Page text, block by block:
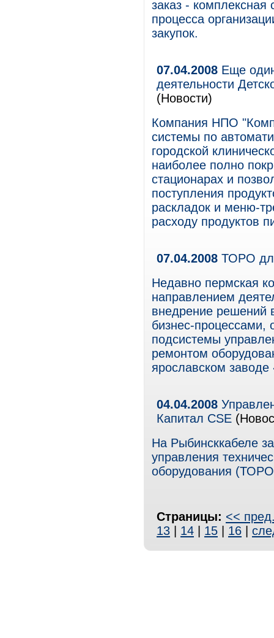
заказ - комплексная
процесса
закупок.
07.04.2008 Еще
деятельности
(Новости)
Компания НПО
системы по
городской
наиболее полно
стационарах и
поступления
раскладок и меню-
расходу продуктов
07.04.2008 ТОРО
Недавно пермская
направлением
внедрение решений
бизнес-процессами,
подсистемы
ремонтом
ярославском
04.04.2008
Капитал CSE
На Рыбинсккабеле
управления
оборудования
Страницы: <<
13
14 15 16